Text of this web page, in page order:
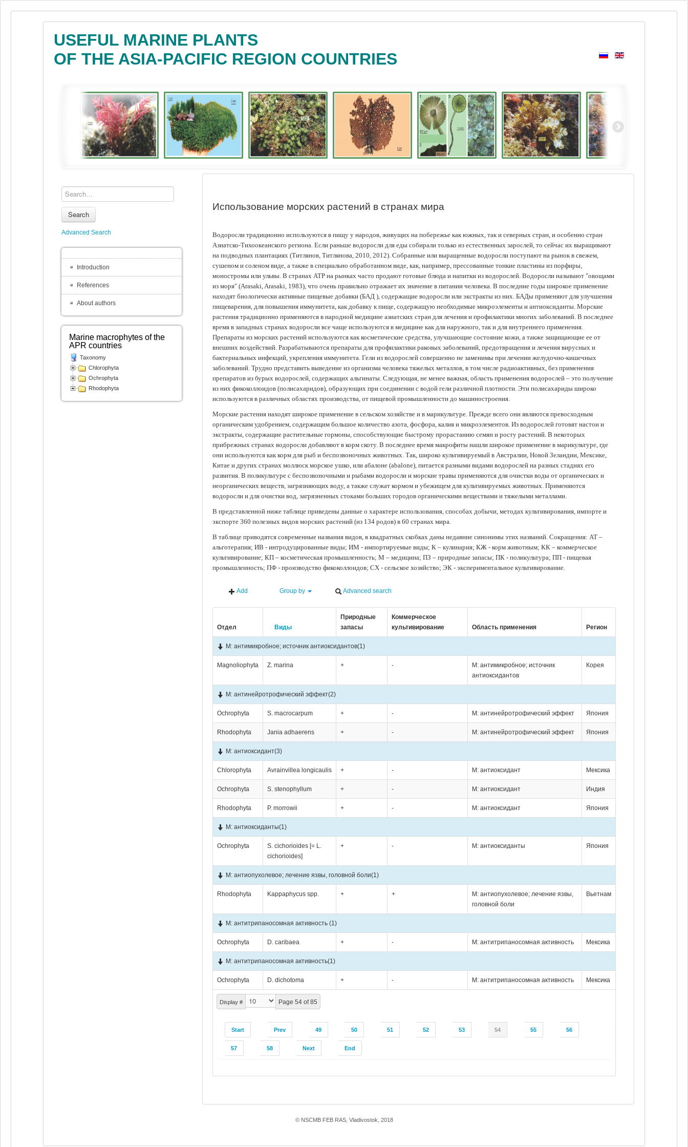
USEFUL MARINE PLANTS
OF THE ASIA-PACIFIC REGION COUNTRIES
Использование морских растений в странах мира
Водоросли традиционно используются в пищу у народов, живущих на побережье как южных, так и северных стран, и особенно стран
Азиатско-Тихоокеанского региона. Если раньше водоросли для еды собирали только из естественных зарослей, то сейчас их выращивают
на подводных плантациях (Tитлянов, Титлянова, 2010, 2012). Собранные или выращенные водоросли поступают на рынок в свежем,
сушеном и соленом виде, а также в специально обработанном виде, как, например, прессованные тонкие пластины из порфиры,
моностромы или ульвы. В странах АТР на рынках часто продают готовые блюда и напитки из водорослей. Водоросли называют "овощами
из моря" (Arasaki, Arasaki, 1983), что очень правильно отражает их значение в питании человека. В последние годы широкое применение
находят биологически активные пищевые добавки (БАД ), содержащие водоросли или экстракты из них. БАДы применяют для улучшения
пищеварения, для повышения иммунитета, как добавку к пище, содержащую необходимые микроэлементы и антиоксиданты. Морские
растения традиционно применяются в народной медицине азиатских стран для лечения и профилактики многих заболеваний. В последнее
время в западных странах водоросли все чаще используются в медицине как для наружного, так и для внутреннего применения.
Препараты из морских растений используются как косметические средства, улучшающие состояние кожи, а также защищающие ее от
внешних воздействий. Разрабатываются препараты для профилактики раковых заболеваний, предотвращения и лечения вирусных и
бактериальных инфекций, укрепления иммунитета. Гели из водорослей совершенно не заменимы при лечении желудочно-кишечных
заболеваний. Трудно представить выведение из организма человека тяжелых металлов, в том числе радиоактивных, без применения
препаратов из бурых водорослей, содержащих альгинаты. Следующая, не менее важная, область применения водорослей – это получение
из них фикоколлоидов (полисахаридов), образующих при соединении с водой гели различной плотности. Эти полисахариды широко
используются в различных областях производства, от пищевой промышленности до машиностроения.
Морские растения находят широкое применение в сельском хозяйстве и в марикультуре. Прежде всего они являются превосходным
органическим удобрением, содержащим большое количество азота, фосфора, калия и микроэлементов. Из водорослей готовят настои и
экстракты, содержащие растительные гормоны, способствующие быстрому прорастанию семян и росту растений. В некоторых
прибрежных странах водоросли добавляют в корм скоту. В последнее время макрофиты нашли широкое применение в марикультуре, где
они используются как корм для рыб и беспозвоночных животных. Так, широко культивируемый в Австралии, Новой Зеландии, Мексике,
Китае и других странах моллюск морское ушко, или абалоне (abalone), питается разными видами водорослей на разных стадиях его
развития. В поликультуре с беспозвоночными и рыбами водоросли и морские травы применяются для очистки воды от органических и
неорганических веществ, загрязняющих воду, а также служат кормом и убежищем для культивируемых животных. Применяются
водоросли и для очистки вод, загрязненных стоками больших городов органическими веществами и тяжелыми металлами.
В представленной ниже таблице приведены данные о характере использования, способах добычи, методах культивирования, импорте и
экспорте 360 полезных видов морских растений (из 134 родов) в 60 странах мира.
В таблице приводятся современные названия видов, в квадратных скобках даны недавние синонимы этих названий. Сокращения: АТ –
альготерапия; ИВ - интродуцированные виды; ИМ - импортируемые виды; К – кулинария; КЖ - корм животным; КК – коммерческое
культивирование; КП – косметическая промышленность; М – медицина; ПЗ – природные запасы; ПК - поликультура; ПП - пищевая
промышленность; ПФ - производство фикоколлоидов; СХ - сельское хозяйство; ЭК - экспериментальное культивирование.
Add Group by Advanced search
Отдел Виды
Природные
запасы
Коммерческое
культивирование
Область применения Регион
Display # Page 54 of 85
Start Prev 49 50 51 52 53 54 55 56
57 58 Next End
М: антимикробное; источник антиоксидантов(1)
Magnoliophyta Z. marina + -
М: антимикробное; источник
антиоксидантов
Корея
М: антинейротрофический эффект(2)
Ochrophyta S. macrocarpum + - М: антинейротрофический эффект Япония
Rhodophyta Jania adhaerens + - М: антинейротрофический эффект Япония
М: антиоксидант(3)
Chlorophyta Avrainvillea longicaulis + - М: антиоксидант Мексика
Ochrophyta S. stenophyllum + - М: антиоксидант Индия
Rhodophyta P. morrowii + - М: антиоксидант Япония
М: антиоксиданты(1)
Ochrophyta
S. cichorioides [= L.
cichorioides]
+ - М: антиоксиданты Япония
М: антиопухолевое; лечение язвы, головной боли(1)
Rhodophyta Kappaphycus spp. + +
М: антиопухолевое; лечение язвы,
головной боли
Вьетнам
М: антитрипаносомная активность (1)
Ochrophyta D. caribaea + - М: антитрипаносомная активность Мексика
М: антитрипаносомная активность(1)
Ochrophyta D. dichotoma + - М: антитрипаносомная активность Мексика
Search
Advanced Search
Introduction
References
About authors
Marine macrophytes of the
APR countries
Taxonomy
Chlorophyta
Ochrophyta
Rhodophyta
© NSCMB FEB RAS, Vladivostok, 2018